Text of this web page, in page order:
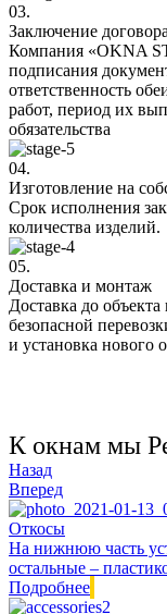
03.
Заключение
Компания «OKNA
подписания
ответственность
работ, период их
обязательства
04.
Изготовление на
Срок исполнения
количества изделий.
05.
Доставка и монтаж
Доставка до
безопасной
и установка нового
К окнам мы
Назад
Вперед
Откосы
На нижнюю часть
остальные –
Подробнее